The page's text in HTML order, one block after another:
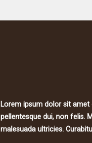
Lorem ipsum dolor sit amet
pellentesque dui, non felis.
malesuada ultricies.